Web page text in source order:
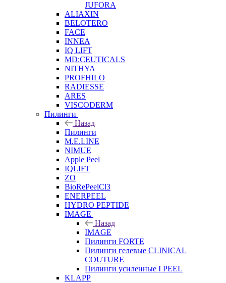
JUFORA
ALIAXIN
BELOTERO
FACE
INNEA
IQ LIFT
MD:CEUTICALS
NITHYA
PROFHILO
RADIESSE
ARES
VISCODERM
Пилинги
Назад
Пилинги
M.E.LINE
NIMUE
Apple Peel
IQLIFT
ZO
BioRePeelCl3
ENERPEEL
HYDRO PEPTIDE
IMAGE
Назад
IMAGE
Пилинги FORTE
Пилинги гелевые CLINICAL
COUTURE
Пилинги усиленные I PEEL
KLAPP